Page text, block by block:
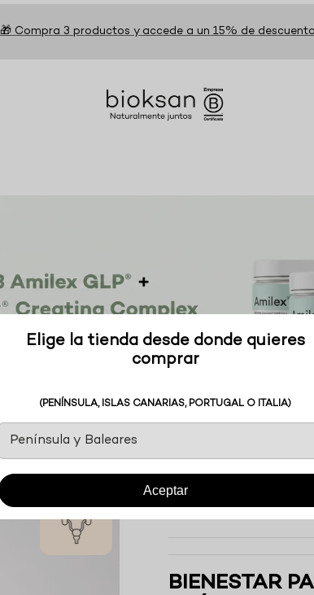
Elige la tienda desde donde quieres
comprar
(PENÍNSULA, ISLAS CANARIAS, PORTUGAL O ITALIA)
Aceptar
🎁 Compra 3 productos y accede a un 15% de
PESEAX®
BIENESTAR